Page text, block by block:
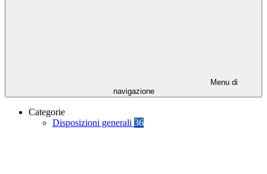
Menu di
navigazione
Categorie
Disposizioni generali 36